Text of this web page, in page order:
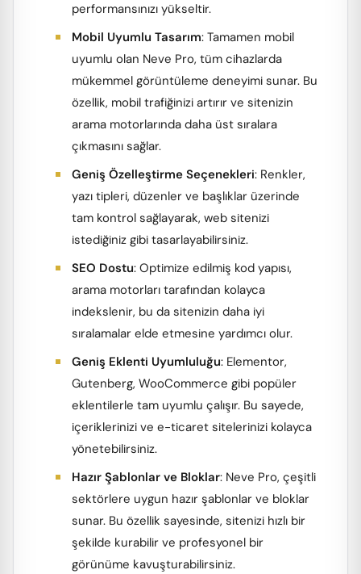
performansınızı yükseltir.
Mobil Uyumlu Tasarım: Tamamen mobil
uyumlu olan Neve Pro, tüm cihazlarda
mükemmel görüntüleme deneyimi sunar. Bu
özellik, mobil trafiğinizi artırır ve sitenizin
arama motorlarında daha üst sıralara
çıkmasını sağlar.
Geniş Özelleştirme Seçenekleri: Renkler,
yazı tipleri, düzenler ve başlıklar üzerinde
tam kontrol sağlayarak, web sitenizi
istediğiniz gibi tasarlayabilirsiniz.
SEO Dostu: Optimize edilmiş kod yapısı,
arama motorları tarafından kolayca
indekslenir, bu da sitenizin daha iyi
sıralamalar elde etmesine yardımcı olur.
Geniş Eklenti Uyumluluğu: Elementor,
Gutenberg, WooCommerce gibi popüler
eklentilerle tam uyumlu çalışır. Bu sayede,
içeriklerinizi ve e-ticaret sitelerinizi kolayca
yönetebilirsiniz.
Hazır Şablonlar ve Bloklar: Neve Pro, çeşitli
sektörlere uygun hazır şablonlar ve bloklar
sunar. Bu özellik sayesinde, sitenizi hızlı bir
şekilde kurabilir ve profesyonel bir
görünüme kavuşturabilirsiniz.